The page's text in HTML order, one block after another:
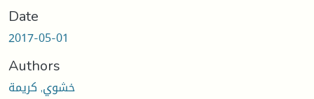
Date
2017-05-01
Authors
خشوي, كريمة